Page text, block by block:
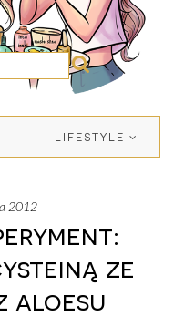
LIFESTYLE
2012
ze
aloesu